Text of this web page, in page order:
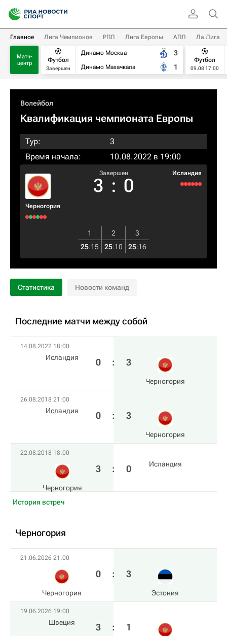
Главное Лига Чемпионов РПЛ Лига Европы АПЛ Ла Лига
Матч-
центр
Футбол
Завершен
Динамо Москва
Динамо Махачкала
3
1
Футбол
09.08 17:00
Волейбол
Квалификация чемпионата Европы
Тур:
3
Время начала:
10.08.2022 в 19:00
Черногория
Завершен
3 : 0
Исландия
1 2
3
25:15 25:10 25:16
Статистика Новости команд
Последние матчи между собой
14.08.2022 18:00
Исландия 0 : 3
Черногория
26.08.2018 21:00
Исландия 0 : 3
Черногория
22.08.2018 18:00
Черногория
3 : 0 Исландия
История встреч
Черногория
21.06.2026 21:00
Черногория
0 : 3
Эстония
19.06.2026 19:00
Швеция 3 : 1